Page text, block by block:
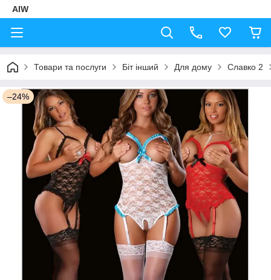
AIW
Товари та послуги Біт інший Для дому Славко 2
–24%